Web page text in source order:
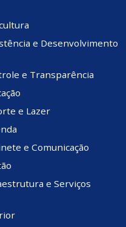
e Desenvolvimento
e Transparência
e Lazer
e Comunicação
e Serviços